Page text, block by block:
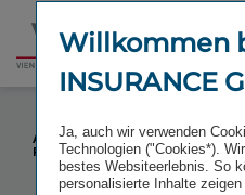
Inhalt
springen
Fußzeile
springen
Zur
Startseite
VIENNA INSURANCE
AKQUISITION DES
POLEN ABGESCHLOSSEN
Willkommen
INSURANCE
Ja, auch wir verwenden
Technologien ("Cookies*).
bestes Websiteerlebnis. So
personalisierte Inhalte